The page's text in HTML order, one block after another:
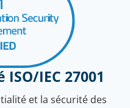
IEC 27001
et la sécurité des